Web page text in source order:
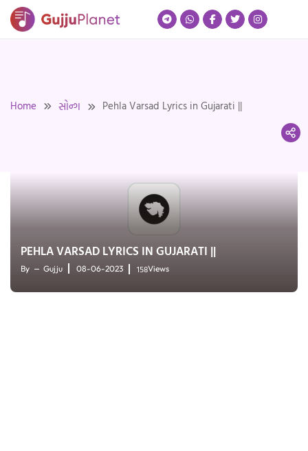
Skip
Home સોન્ગ Pehla Varsad Lyrics in Gujarati ||
PEHLA VARSAD LYRICS IN GUJARATI ||
By Gujju 08-06-2023 158Views